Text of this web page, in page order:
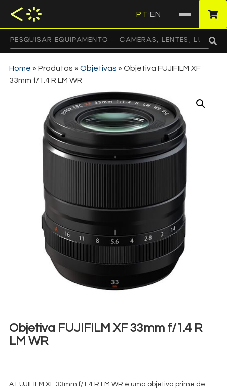
PT EN
Home » Produtos » Objetivas » Objetiva FUJIFILM XF
33mm f/1.4 R LM WR
Objetiva FUJIFILM XF 33mm f/1.4 R
LM WR
A FUJIFILM XF 33mm f/1.4 R LM WR é uma objetiva prime de